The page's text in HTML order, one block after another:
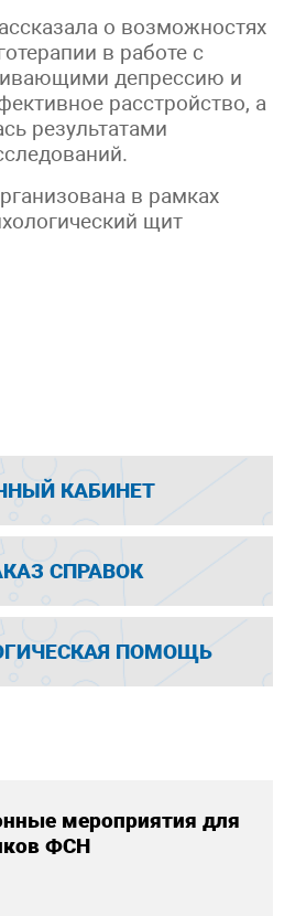
о возможностях
в работе с
депрессию и
расстройство, а
результатами
в рамках
щит
КАБИНЕТ
СПРАВОК
ПОМОЩЬ
мероприятия для
ФСН